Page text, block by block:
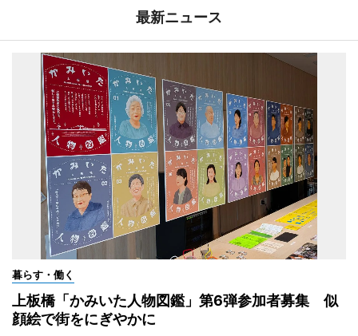
最新ニュース
暮らす・働く
上板橋「かみいた人物図鑑」第6弾参加者募集 似
顔絵で街をにぎやかに